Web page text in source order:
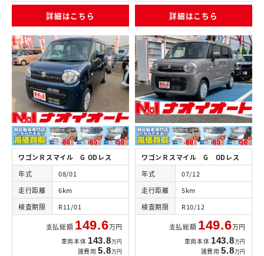
詳細はこちら 詳細はこちら
ワゴンＲスマイル G ODレス
年式
08/01
走行距離
6km
検査期限
R11/01
支払総額 149.6万円
車両本体 143.8万円
諸費用 5.8万円
ワゴンＲスマイル G ODレス
年式
07/12
走行距離
5km
検査期限
R10/12
支払総額 149.6万円
車両本体 143.8万円
諸費用 5.8万円